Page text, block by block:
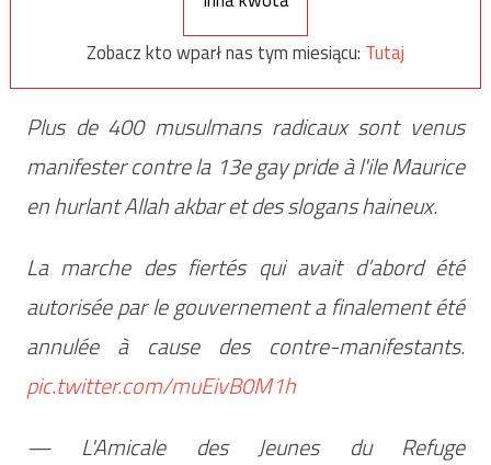
Zobacz kto wparł nas tym miesiącu: Tutaj
Plus de 400 musulmans radicaux sont venus
manifester contre la 13e gay pride à l'ile Maurice
en hurlant Allah akbar et des slogans haineux.
La marche des fiertés qui avait d’abord été
autorisée par le gouvernement a finalement été
annulée à cause des contre-manifestants.
pic.twitter.com/muEivB0M1h
— L'Amicale des Jeunes du Refuge